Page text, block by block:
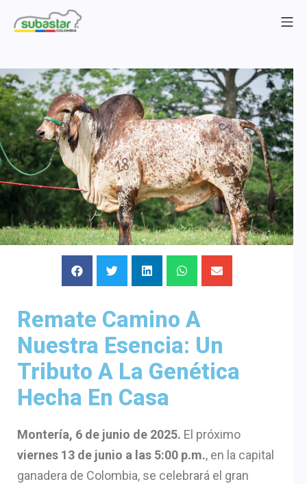
Remate Camino A
Nuestra Esencia: Un
Tributo A La Genética
Hecha En Casa
Montería, 6 de junio de 2025. El próximo
viernes 13 de junio a las 5:00 p.m., en la capital
ganadera de Colombia, se celebrará el gran